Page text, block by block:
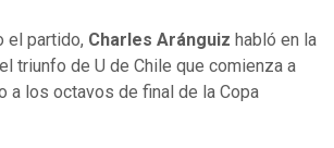
el partido, Charles Aránguiz habló en la
triunfo de U de Chile que comienza a
a los octavos de final de la Copa